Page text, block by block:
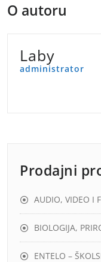
O autoru
Laby
administrator
Prodajni
AUDIO, VIDEO I
BIOLOGIJA,
ENTELO –